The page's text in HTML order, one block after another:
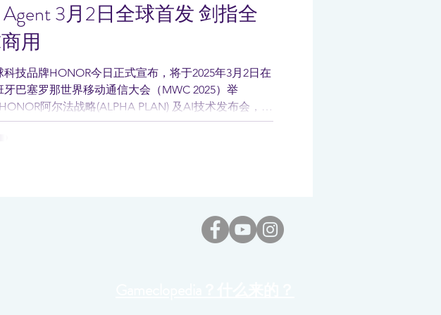
3月2日全球首发 剑指全
用
科技品牌HONOR今日正式宣布，将于2025年3月2日在
牙巴塞罗那世界移动通信大会（MWC 2025）举
阿尔法战略(ALPHA PLAN) 及AI技术发布会，全
发其独家AI智能体（AI Agent）解决方案，加速推进该
全球商业化进程。...